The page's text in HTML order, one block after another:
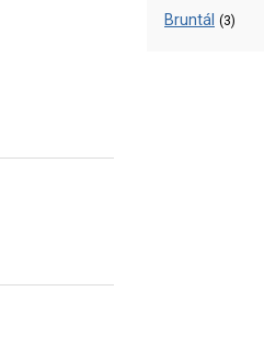
Bruntál (3)